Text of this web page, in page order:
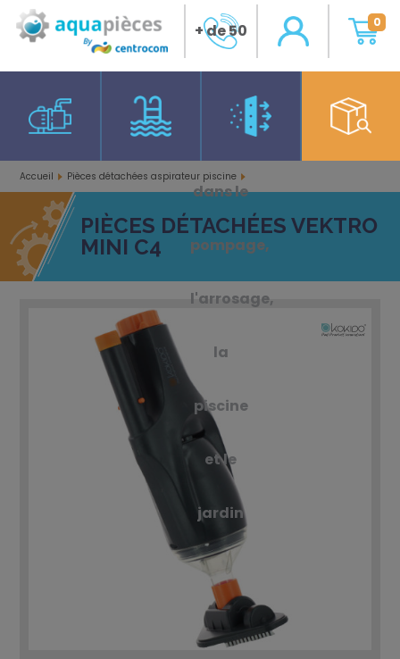
+ de 50
d'expérience
dans le
pompage,
l'arrosage,
la
piscine
et le
jardin
0
Accueil Pièces détachées aspirateur piscine
Pièces détachées Vektro Mini C4
PIÈCES DÉTACHÉES VEKTRO
MINI C4